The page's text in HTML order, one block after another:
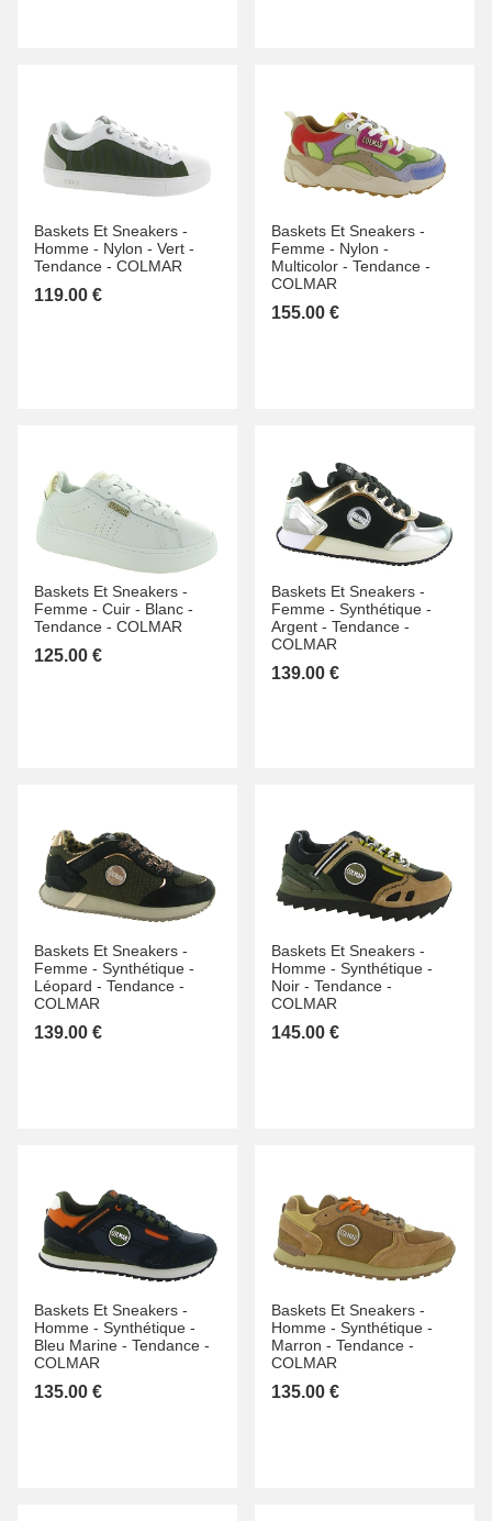
Baskets Et Sneakers -
Homme - Nylon - Vert -
Tendance - COLMAR
119.00 €
Baskets Et Sneakers -
Femme - Nylon -
Multicolor - Tendance -
COLMAR
155.00 €
Baskets Et Sneakers -
Femme - Cuir - Blanc -
Tendance - COLMAR
125.00 €
Baskets Et Sneakers -
Femme - Synthétique -
Argent - Tendance -
COLMAR
139.00 €
Baskets Et Sneakers -
Femme - Synthétique -
Léopard - Tendance -
COLMAR
139.00 €
Baskets Et Sneakers -
Homme - Synthétique -
Noir - Tendance -
COLMAR
145.00 €
Baskets Et Sneakers -
Homme - Synthétique -
Bleu Marine - Tendance -
COLMAR
135.00 €
Baskets Et Sneakers -
Homme - Synthétique -
Marron - Tendance -
COLMAR
135.00 €